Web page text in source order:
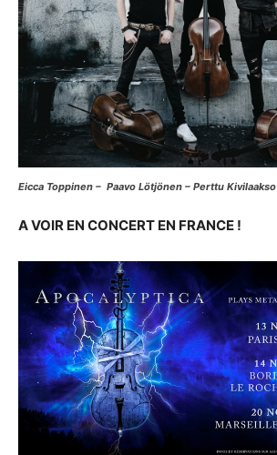
Eicca Toppinen – Paavo Lötjönen – Perttu Kivilaakso
A VOIR EN CONCERT EN FRANCE !